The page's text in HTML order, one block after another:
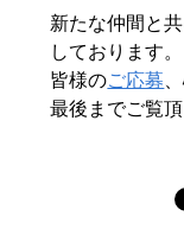
新たな仲間と
しております。
皆様のご応募
最後までご覧